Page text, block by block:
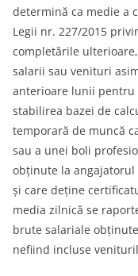
determină ca medie a
Legii nr. 227/2015
completările
salarii sau venituri
anterioare lunii pentru
stabilirea bazei de
temporară de muncă
sau a unei boli
obţinute la angajatorul
şi care deţine
media zilnică se
brute salariale
nefiind incluse